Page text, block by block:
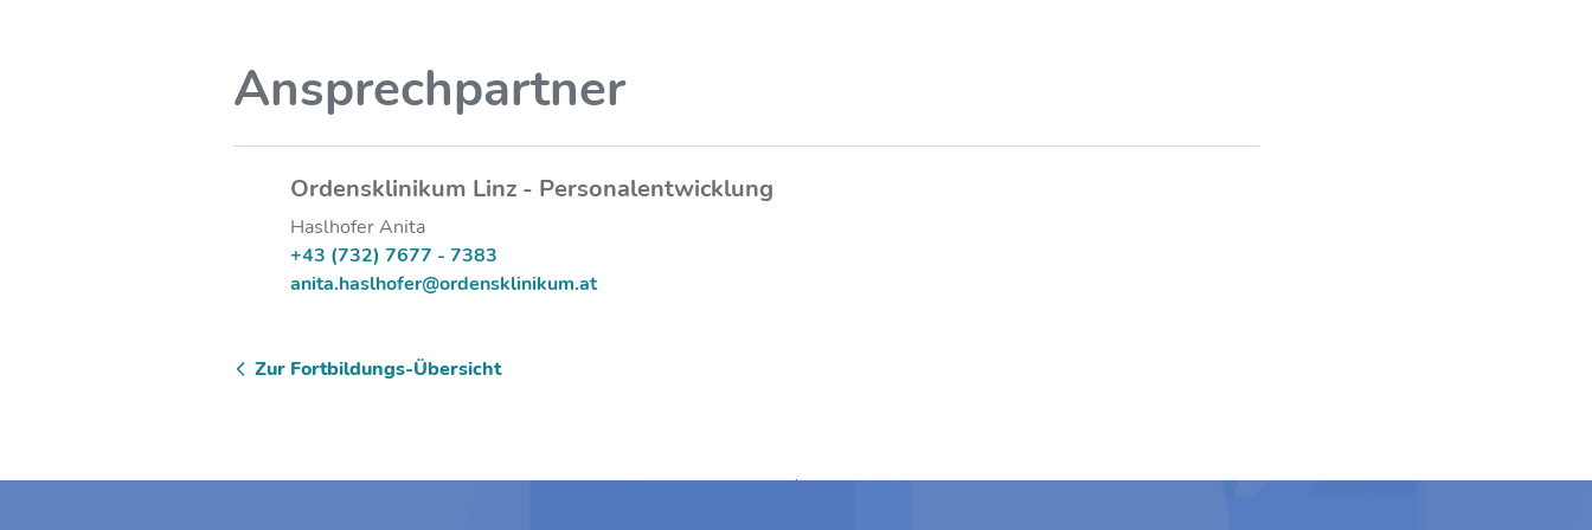
Ansprechpartner
Ordensklinikum Linz - Personalentwicklung
Haslhofer Anita
+43 (732) 7677 - 7383
anita.haslhofer@ordensklinikum.at
Zur Fortbildungs-Übersicht